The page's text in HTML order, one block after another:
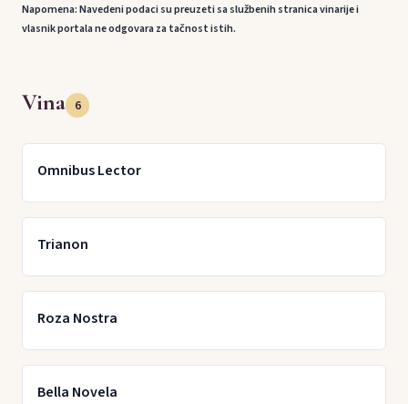
Napomena: Navedeni podaci su preuzeti sa službenih stranica vinarije i
vlasnik portala ne odgovara za tačnost istih.
Vina 6
Omnibus Lector
Trianon
Roza Nostra
Bella Novela